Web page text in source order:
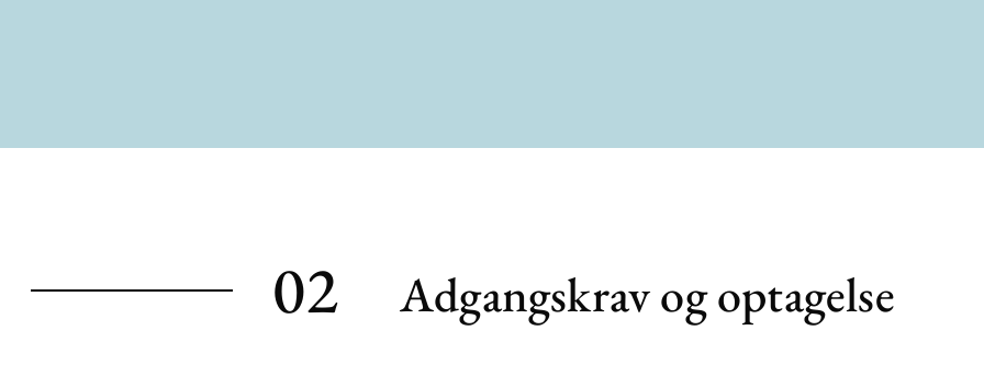
02 Adgangskrav og optagelse